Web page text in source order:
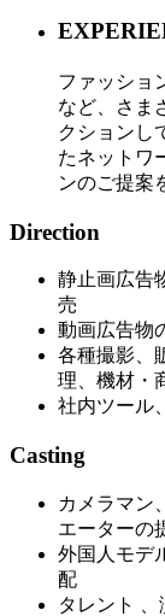
ファッショ
など、さま
クションし
たネットワ
ンのご提案
Direction
静止画広告
売
動画広告物
各種撮影、
理、機材・
社内ツール
Casting
カメラマン
エーターの
外国人モデ
配
タレント